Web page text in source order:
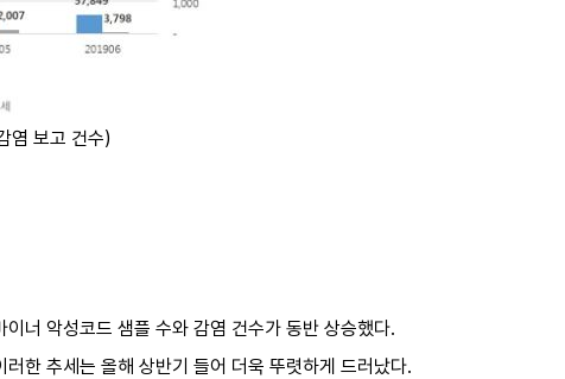
염 보고 건수)
너 악성코드 샘플 수와 감염 건수가 동반 상승했다.
한 추세는 올해 상반기 들어 더욱 뚜렷하게 드러났다.